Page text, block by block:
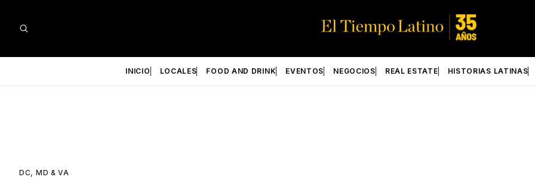
INICIO LOCALES FOOD AND DRINK EVENTOS NEGOCIOS REAL ESTATE HISTORIAS LATINAS
DC, MD & VA